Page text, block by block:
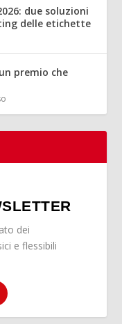
due soluzioni
delle etichette
premio che
dei
e flessibili